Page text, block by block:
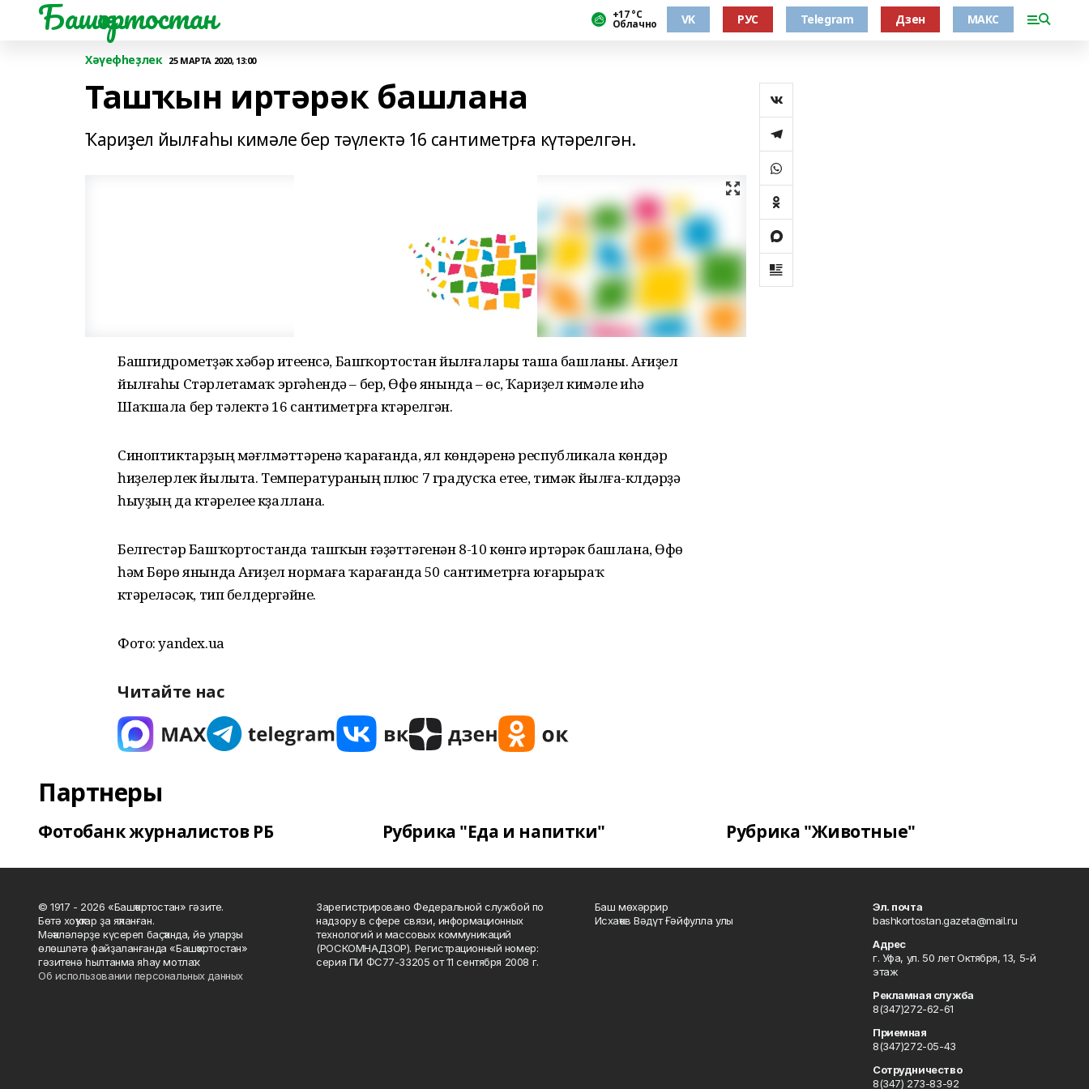
Башҡортостан +17 °С
Облачно VK РУС Telegram Дзен МАКС
Хәүефһеҙлек 25 МАРТА 2020, 13:00
Ташҡын иртәрәк башлана
Ҡариҙел йылғаһы кимәле бер тәүлектә 16 сантиметрға күтәрелгән.
Башгидрометүҙәк хәбәр итеүенсә, Башҡортостан йылғалары таша башланы. Ағиҙел
йылғаһы Стәрлетамаҡ эргәһендә – бер, Өфө янында – өс, Ҡариҙел кимәле иһә
Шаҡшала бер тәүлектә 16 сантиметрға күтәрелгән.
Синоптиктарҙың мәғлүмәттәренә ҡарағанда, ял көндәренә республикала көндәр
һиҙелерлек йылыта. Температураның плюс 7 градусҡа етеүе, тимәк йылға-күлдәрҙә
һыуҙың да күтәрелеүе күҙаллана.
Белгестәр Башҡортостанда ташҡын ғәҙәттәгенән 8-10 көнгә иртәрәк башлана, Өфө
һәм Бөрө янында Ағиҙел нормаға ҡарағанда 50 сантиметрға юғарыраҡ
күтәреләсәк, тип белдергәйне.
Фото: yandex.ua
Читайте нас
Партнеры
Фотобанк журналистов РБ Рубрика "Еда и напитки" Рубрика "Животные"
© 1917 - 2026 «Башҡортостан» гәзите.
Бөтә хоҡуҡтар ҙа яҡланған.
Мәҡәләләрҙе күсереп баҫҡанда, йә уларҙы
өлөшләтә файҙаланғанда «Башҡортостан»
гәзитенә һылтанма яһау мотлаҡ.
Об использовании персональных данных
Зарегистрировано Федеральной службой по
надзору в сфере связи, информационных
технологий и массовых коммуникаций
(РОСКОМНАДЗОР). Регистрационный номер:
серия ПИ ФС77-33205 от 11 сентября 2008 г.
Баш мөхәррир
Исхаҡов Вәдүт Ғәйфулла улы
Эл. почта
bashkortostan.gazeta@mail.ru
Адрес
г. Уфа, ул. 50 лет Октября, 13, 5-й
этаж
Рекламная служба
8(347)272-62-61
Приемная
8(347)272-05-43
Сотрудничество
8(347) 273-83-92